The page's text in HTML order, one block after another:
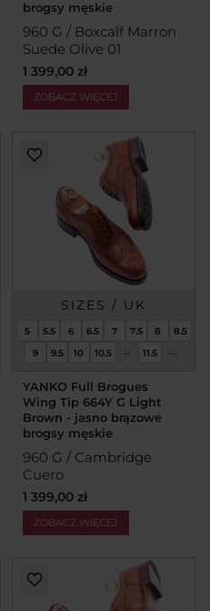
brogsy męskie
960 G / Boxcalf Marron
Suede Olive 01
1 399,00 zł
ZOBACZ WIĘCEJ
SIZES / UK
5 5.5 6 6.5 7 7.5 8
8.5
9
9.5 10 10.5 11 11.5 12
YANKO Full Brogues
Wing Tip 664Y G Light
Brown - jasno brązowe
brogsy męskie
960 G / Cambridge
Cuero
1 399,00 zł
ZOBACZ WIĘCEJ